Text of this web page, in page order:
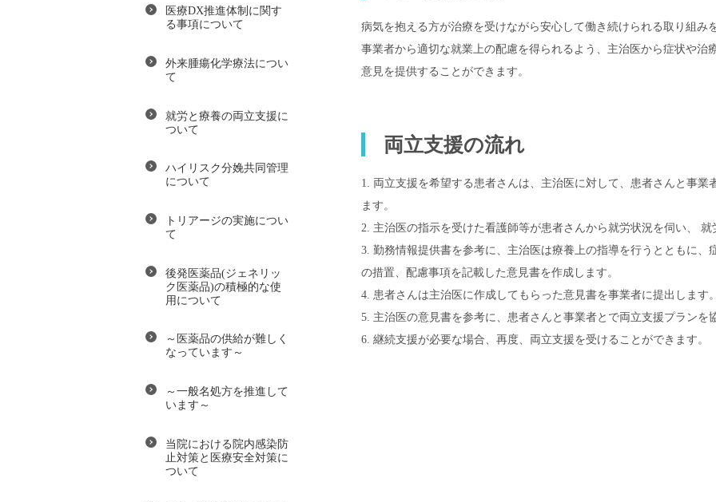
病気を抱える方が治療を受けながら安心して働き続けられる取り組み
事業者から適切な就業上の配慮を得られるよう、主治医から症状や治
意見を提供することができます。
両立支援の流れ
1. 両立支援を希望する患者さんは、主治医に対して、患者さんと事業
ます。
2. 主治医の指示を受けた看護師等が患者さんから就労状況を伺い、
3. 勤務情報提供書を参考に、主治医は療養上の指導を行うとともに、
の措置、配慮事項を記載した意見書を作成します。
4. 患者さんは主治医に作成してもらった意見書を事業者に提出します。
5. 主治医の意見書を参考に、患者さんと事業者とで両立支援プランを
6. 継続支援が必要な場合、再度、両立支援を受けることができます。
医療DX推進体制に関す
る事項について
外来腫瘍化学療法につい
て
就労と療養の両立支援に
ついて
ハイリスク分娩共同管理
について
トリアージの実施につい
て
後発医薬品(ジェネリッ
ク医薬品)の積極的な使
用について
～医薬品の供給が難しく
なっています～
～一般名処方を推進して
います～
当院における院内感染防
止対策と医療安全対策に
ついて